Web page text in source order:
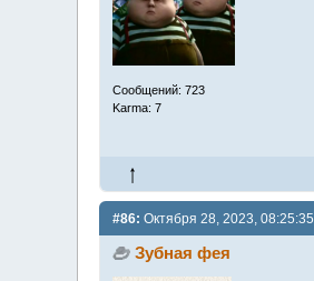
Сообщений: 723
Karma: 7
#86: Октября 28, 2023, 08:25:35
Зубная фея